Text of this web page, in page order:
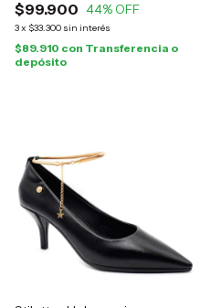
$99.900 44% OFF
3x $33.300 sin interés
$89.910 con Transferencia o
depósito